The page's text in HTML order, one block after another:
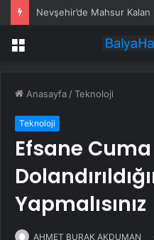
Nevşehir’de Mahsur Kalan
Menü
Anasayfa /Teknoloji
Teknoloji
Efsane
Yapmalısınız
AHMET BURAK AKDUMAN